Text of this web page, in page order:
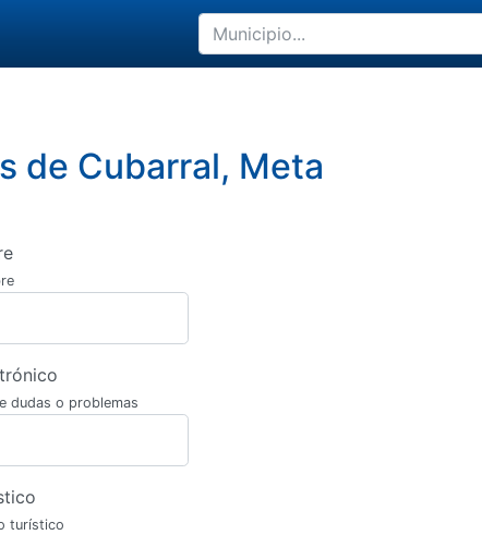
de Cubarral, Meta
dudas o problemas
turístico